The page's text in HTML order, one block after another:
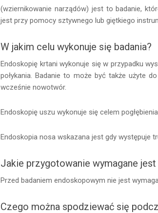
(wziernikowanie narządów) jest to badanie,
jest przy pomocy sztywnego lub giętkiego
W jakim celu wykonuje się badania?
Endoskopię krtani wykonuje się w przypadku
połykania. Badanie to może być także użyte
wcześnie nowotwór.
Endoskopię uszu wykonuje się celem
Endoskopia nosa wskazana jest gdy występuje
Jakie przygotowanie wymagane
Przed badaniem endoskopowym nie jest
Czego można spodziewać się